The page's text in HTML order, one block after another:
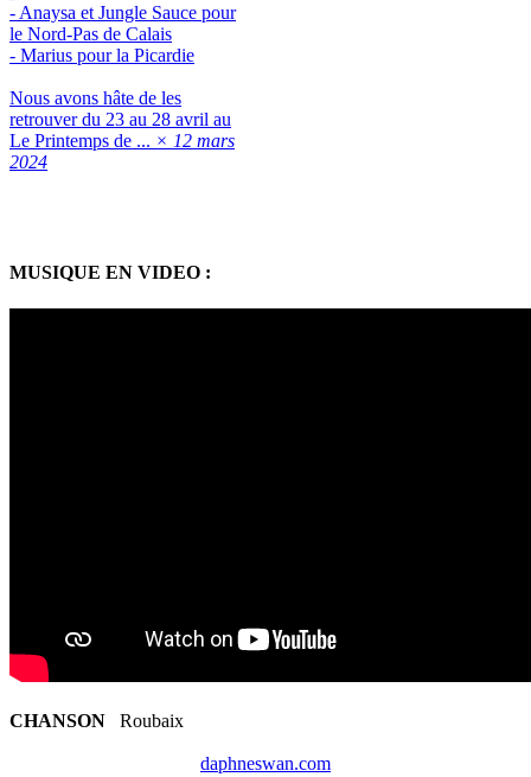
- Anaysa et Jungle Sauce pour
le Nord-Pas de Calais
- Marius pour la Picardie
Nous avons hâte de les
retrouver du 23 au 28 avril au
Le Printemps de ... × 12 mars
2024
MUSIQUE EN VIDEO :
CHANSON Roubaix
daphneswan.com